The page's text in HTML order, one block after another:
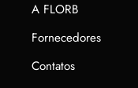
A FLORB
Fornecedores
Contatos